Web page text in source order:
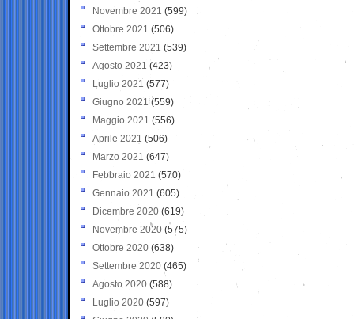
Novembre 2021 (599)
Ottobre 2021 (506)
Settembre 2021 (539)
Agosto 2021 (423)
Luglio 2021 (577)
Giugno 2021(559)
Maggio 2021 (556)
Aprile 2021 (506)
Marzo 2021 (647)
Febbraio 2021 (570)
Gennaio 2021 (605)
Dicembre 2020 (619)
Novembre 2020 (575)
Ottobre 2020 (638)
Settembre 2020(465)
Agosto 2020 (588)
Luglio 2020 (597)